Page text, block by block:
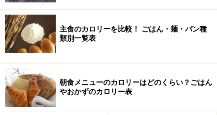
（砂糖類）氷糖みつ……265kcal
でんぷん糖類のカロリー表
（でんぷん糖類）粉あめ……381kcal
（でんぷん糖類）水あめ……328kcal
主食のカロリーを比較！ ごはん・麺・パン種
類別一覧表
朝食メニューのカロリーはどのくらい？ごはん
やおかずのカロリー表